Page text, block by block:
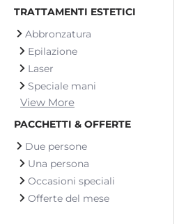
TRATTAMENTI ESTETICI
Abbronzatura
Epilazione
Laser
Speciale mani
View More
PACCHETTI & OFFERTE
Due persone
Una persona
Occasioni speciali
Offerte del mese